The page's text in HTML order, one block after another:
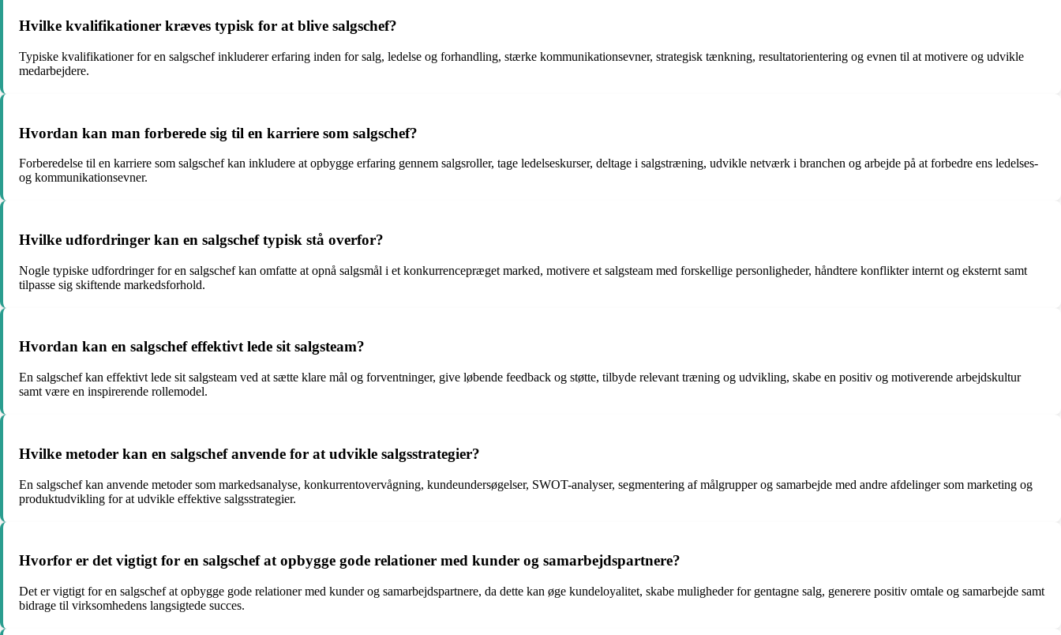
Hvilke kvalifikationer kræves typisk for at blive salgschef?
Typiske kvalifikationer for en salgschef inkluderer erfaring inden for salg, ledelse og forhandling, stærke kommunikationsevner, strategisk tænkning, resultatorientering og evnen til at motivere og udvikle
medarbejdere.
Hvordan kan man forberede sig til en karriere som salgschef?
Forberedelse til en karriere som salgschef kan inkludere at opbygge erfaring gennem salgsroller, tage ledelseskurser, deltage i salgstræning, udvikle netværk i branchen og arbejde på at forbedre ens ledelses-
og kommunikationsevner.
Hvilke udfordringer kan en salgschef typisk stå overfor?
Nogle typiske udfordringer for en salgschef kan omfatte at opnå salgsmål i et konkurrencepræget marked, motivere et salgsteam med forskellige personligheder, håndtere konflikter internt og eksternt samt
tilpasse sig skiftende markedsforhold.
Hvordan kan en salgschef effektivt lede sit salgsteam?
En salgschef kan effektivt lede sit salgsteam ved at sætte klare mål og forventninger, give løbende feedback og støtte, tilbyde relevant træning og udvikling, skabe en positiv og motiverende arbejdskultur
samt være en inspirerende rollemodel.
Hvilke metoder kan en salgschef anvende for at udvikle salgsstrategier?
En salgschef kan anvende metoder som markedsanalyse, konkurrentovervågning, kundeundersøgelser, SWOT-analyser, segmentering af målgrupper og samarbejde med andre afdelinger som marketing og
produktudvikling for at udvikle effektive salgsstrategier.
Hvorfor er det vigtigt for en salgschef at opbygge gode relationer med kunder og samarbejdspartnere?
Det er vigtigt for en salgschef at opbygge gode relationer med kunder og samarbejdspartnere, da dette kan øge kundeloyalitet, skabe muligheder for gentagne salg, generere positiv omtale og samarbejde samt
bidrage til virksomhedens langsigtede succes.